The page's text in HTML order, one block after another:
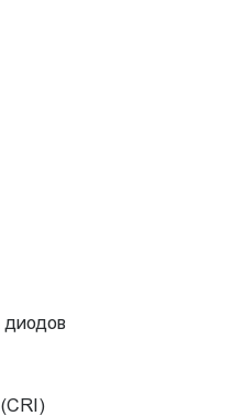
диодов